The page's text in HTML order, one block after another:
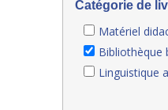
Catégorie de
Matériel
Bibliothèque
Linguistique